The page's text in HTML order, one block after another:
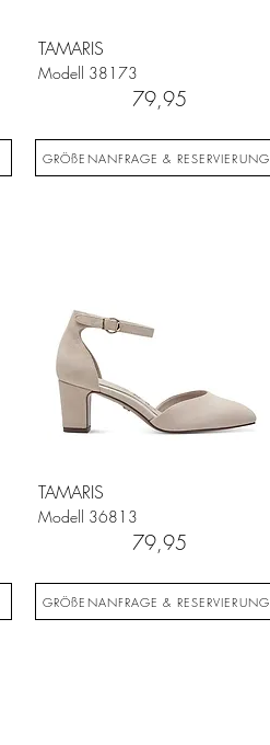
TAMARIS
38173
Modell
79,95
GRÖßENANFRAGE & RESERVIERUNG
TAMARIS
36813
Modell
79,95
GRÖßENANFRAGE & RESERVIERUNG